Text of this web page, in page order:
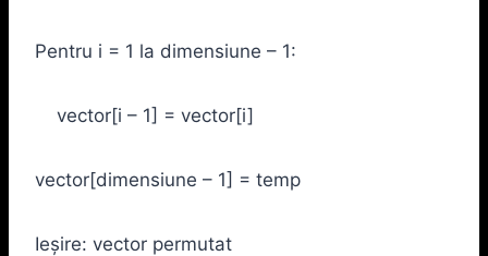
Pentru i = 1 la dimensiune – 1:
vector[i – 1] = vector[i]
vector[dimensiune – 1] = temp
Ieșire: vector permutat